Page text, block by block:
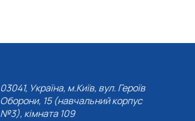
03041, Україна, м.Київ, вул. Героїв
Оборони, 15 (навчальний корпус
№3), кімната 109